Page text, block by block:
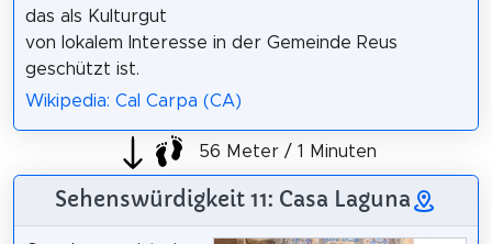
das als Kulturgut
von lokalem Interesse in der Gemeinde Reus
geschützt ist.
Wikipedia: Cal Carpa (CA)
56 Meter / 1 Minuten
Sehenswürdigkeit 11: Casa Laguna